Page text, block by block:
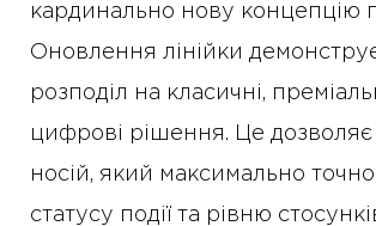
кардинально нову концепцію
Оновлення лінійки
розподіл на класичні,
цифрові рішення. Це дозволяє
носій, який максимально точно
статусу події та рівню